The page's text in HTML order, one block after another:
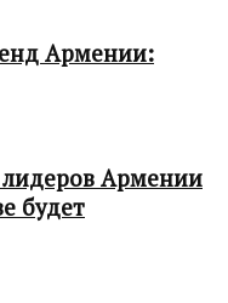
Армении:
Армении
будет